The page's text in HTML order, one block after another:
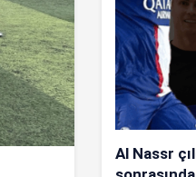
Al Nassr